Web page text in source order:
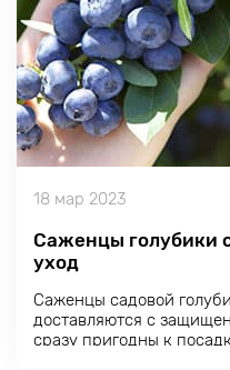
18 мар 2023
Саженцы голубики
уход
Саженцы садовой
доставляются с
сразу пригодны к